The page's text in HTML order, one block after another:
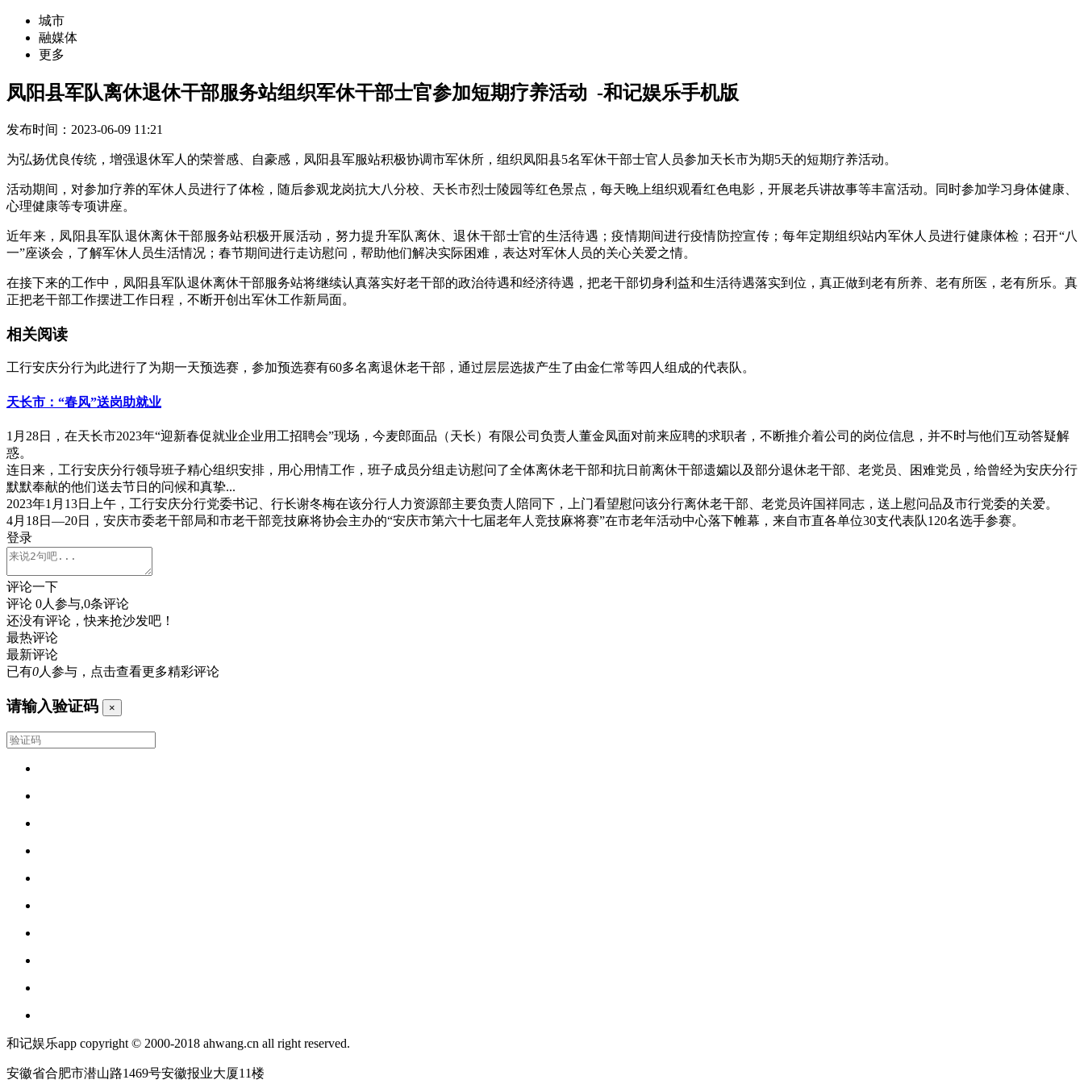
城市
融媒体
更多
凤阳县军队离休退休干部服务站组织军休干部士官参加短期疗养活动 -和记娱乐手机版
发布时间：2023-06-09 11:21
为弘扬优良传统，增强退休军人的荣誉感、自豪感，凤阳县军服站积极协调市军休所，组织凤阳县5名军休干部士官人员参加天长市为期5天的短期疗养活动。
活动期间，对参加疗养的军休人员进行了体检，随后参观龙岗抗大八分校、天长市烈士陵园等红色景点，每天晚上组织观看红色电影，开展老兵讲故事等丰富活动。同时参加学习身体健康、
心理健康等专项讲座。
近年来，凤阳县军队退休离休干部服务站积极开展活动，努力提升军队离休、退休干部士官的生活待遇；疫情期间进行疫情防控宣传；每年定期组织站内军休人员进行健康体检；召开“八
一”座谈会，了解军休人员生活情况；春节期间进行走访慰问，帮助他们解决实际困难，表达对军休人员的关心关爱之情。
在接下来的工作中，凤阳县军队退休离休干部服务站将继续认真落实好老干部的政治待遇和经济待遇，把老干部切身利益和生活待遇落实到位，真正做到老有所养、老有所医，老有所乐。真
正把老干部工作摆进工作日程，不断开创出军休工作新局面。
相关阅读
工行安庆分行为此进行了为期一天预选赛，参加预选赛有60多名离退休老干部，通过层层选拔产生了由金仁常等四人组成的代表队。
天长市：“春风”送岗助就业
1月28日，在天长市2023年“迎新春促就业企业用工招聘会”现场，今麦郎面品（天长）有限公司负责人董金凤面对前来应聘的求职者，不断推介着公司的岗位信息，并不时与他们互动答疑解
惑。
连日来，工行安庆分行领导班子精心组织安排，用心用情工作，班子成员分组走访慰问了全体离休老干部和抗日前离休干部遗孀以及部分退休老干部、老党员、困难党员，给曾经为安庆分行
默默奉献的他们送去节日的问候和真挚...
2023年1月13日上午，工行安庆分行党委书记、行长谢冬梅在该分行人力资源部主要负责人陪同下，上门看望慰问该分行离休老干部、老党员许国祥同志，送上慰问品及市行党委的关爱。
4月18日—20日，安庆市委老干部局和市老干部竞技麻将协会主办的“安庆市第六十七届老年人竞技麻将赛”在市老年活动中心落下帷幕，来自市直各单位30支代表队120名选手参赛。
登录
评论一下
评论 0人参与,0条评论
还没有评论，快来抢沙发吧！
最热评论
最新评论
已有0人参与，点击查看更多精彩评论
请输入验证码 ×
和记娱乐app copyright © 2000-2018 ahwang.cn all right reserved.
安徽省合肥市潜山路1469号安徽报业大厦11楼